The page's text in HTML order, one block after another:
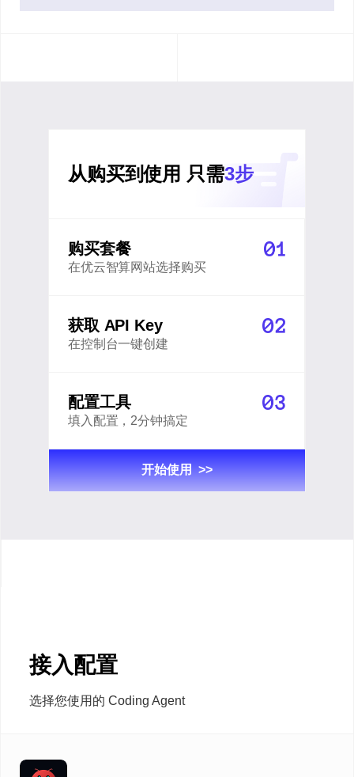
从购买到使用 只需3步
购买套餐
在优云智算网站选择购买
获取 API Key
在控制台一键创建
配置工具
填入配置，2分钟搞定
开始使用 >>
接入配置
选择您使用的 Coding Agent